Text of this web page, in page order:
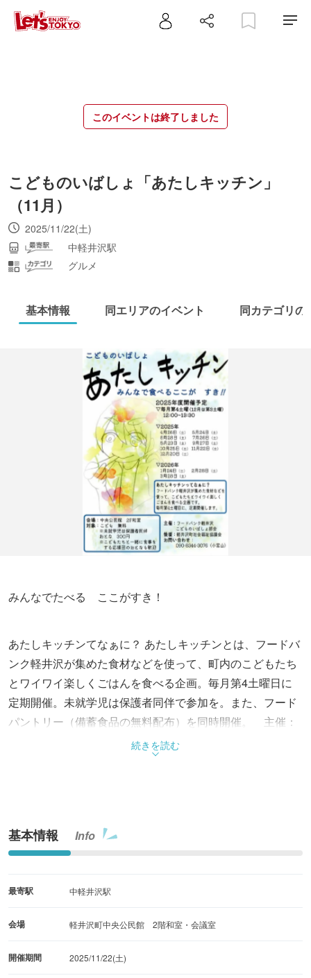
このイベントは終了しました
こどものいばしょ「あたしキッチン」
（11月）
2025/11/22(土)
中軽井沢駅
グルメ
基本情報 同エリアのイベント 同カテゴリの
みんなでたべる ここがすき！
あたしキッチンてなぁに？ あたしキッチンとは、フードバ
ンク軽井沢が集めた食材などを使って、町内のこどもたち
とワイワイ楽しくごはんを食べる企画。毎月第4土曜日に
定期開催。未就学児は保護者同伴で参加を。また、フード
パントリー（備蓄食品の無料配布）を同時開催。 主催：
フードバンク軽井沢こどものいばしょ部会 共催：軽井沢
続きを読む
基本情報 Info
最寄駅 中軽井沢駅
会場 軽井沢町中央公民館 2階和室・会議室
開催期間 2025/11/22(土)